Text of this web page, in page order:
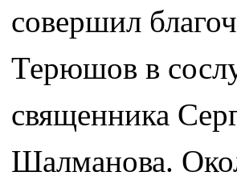
совершил
Терюшов в
священника
Шалманова.